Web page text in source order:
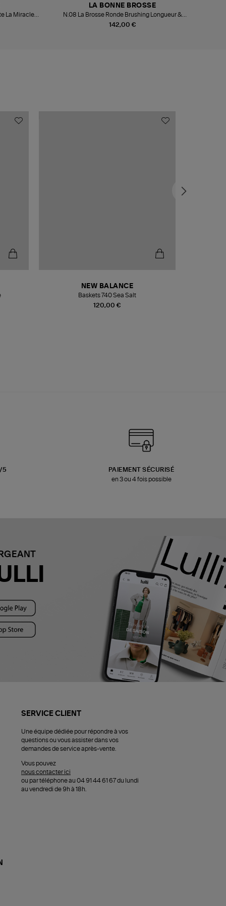
La Miracle
142,00 €
LA BONNE BROSSE
N.08 La Brosse Ronde Brushing Longueur &
Mouvement Bleu Myrtille
120,00 €
NEW BALANCE
Baskets 740 Sea Salt
5
PAIEMENT SÉCURISÉ
en 3 ou 4 fois possible
SERVICE CLIENT
Une équipe dédiée pour répondre à vos
questions ou vous assister dans vos
demandes de service après-vente.
Vous pouvez
nous contacter ici
ou par téléphone au 04 91 44 61 67 du lundi
au vendredi de 9h à 18h.